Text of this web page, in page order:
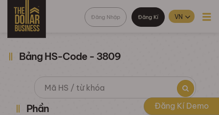
Đăng Nhập Đăng Kí
Bảng HS-Code - 3809
Phần Đăng Kí Demo